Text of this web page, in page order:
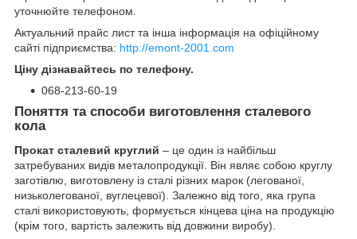
уточнюйте телефоном.
Актуальний прайс лист та інша інформація на офіційному
сайті підприємства: http://emont-2001.com
Ціну дізнавайтесь по телефону.
068-213-60-19
Поняття та способи виготовлення сталевого
кола
Прокат сталевий круглий – це один із найбільш
затребуваних видів металопродукції. Він являє собою круглу
заготівлю, виготовлену із сталі різних марок (легованої,
низьколегованої, вуглецевої). Залежно від того, яка група
сталі використовують, формується кінцева ціна на продукцію
(крім того, вартість залежить від довжини виробу).